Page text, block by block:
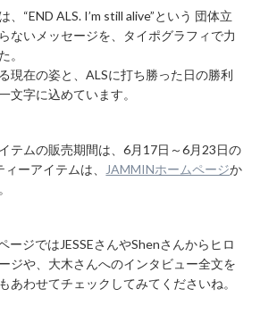
、“END ALS. I’m still alive”という 団体立
ないメッセージを、タイポグラフィで力
。
現在の姿と、ALSに打ち勝った日の勝利
文字に込めています。
テムの販売期間は、6月17日～6月23日の
ィーアイテムは、JAMMINホームページか
ージではJESSEさんやShenさんからヒロ
ジや、大木さんへのインタビュー全文を
あわせてチェックしてみてくださいね。